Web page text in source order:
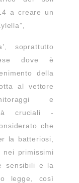
a creare un
soprattutto
dove è
della
al vettore
e
cruciali -
che
la batteriosi,
primissimi
sensibili e la
legge, così